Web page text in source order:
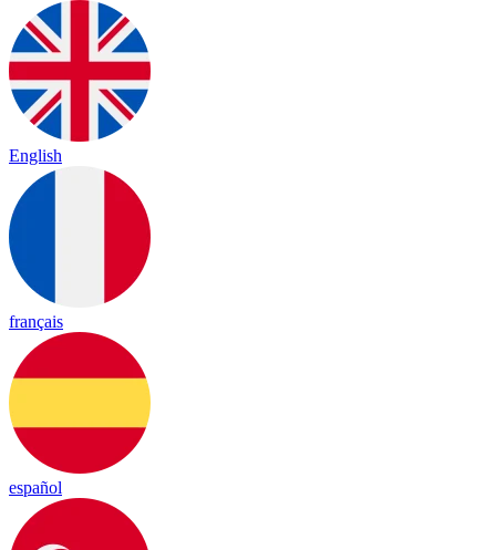
English
français
español